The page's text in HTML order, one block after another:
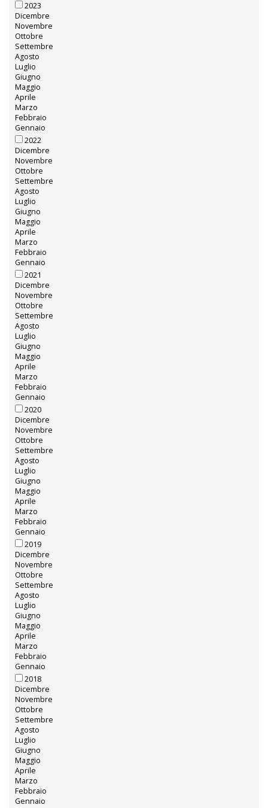
2023
Dicembre
Novembre
Ottobre
Settembre
Agosto
Luglio
Giugno
Maggio
Aprile
Marzo
Febbraio
Gennaio
2022
Dicembre
Novembre
Ottobre
Settembre
Agosto
Luglio
Giugno
Maggio
Aprile
Marzo
Febbraio
Gennaio
2021
Dicembre
Novembre
Ottobre
Settembre
Agosto
Luglio
Giugno
Maggio
Aprile
Marzo
Febbraio
Gennaio
2020
Dicembre
Novembre
Ottobre
Settembre
Agosto
Luglio
Giugno
Maggio
Aprile
Marzo
Febbraio
Gennaio
2019
Dicembre
Novembre
Ottobre
Settembre
Agosto
Luglio
Giugno
Maggio
Aprile
Marzo
Febbraio
Gennaio
2018
Dicembre
Novembre
Ottobre
Settembre
Agosto
Luglio
Giugno
Maggio
Aprile
Marzo
Febbraio
Gennaio